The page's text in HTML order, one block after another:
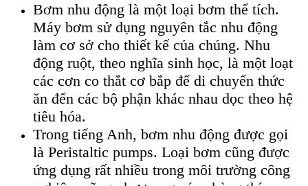
Bơm nhu động là một loại bơm thể tích.
Máy bơm sử dụng nguyên tắc nhu động
làm cơ sở cho thiết kế của chúng. Nhu
động ruột, theo nghĩa sinh học, là một loạt
các cơn co thắt cơ bắp để di chuyển thức
ăn đến các bộ phận khác nhau dọc theo hệ
tiêu hóa.
Trong tiếng Anh, bơm nhu động được gọi
là Peristaltic pumps. Loại bơm cũng được
ứng dụng rất nhiều trong môi trường công